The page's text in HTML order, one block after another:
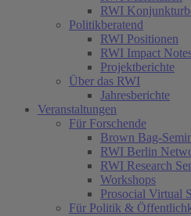
RWI
Politikberatend
RWI Positionen
RWI Impact
Projektberichte
Über das RWI
Jahresberichte
Veranstaltungen
Für Forschende
Brown Bag-
RWI Berlin
RWI Research
Workshops
Prosocial Virtual
Für Politik &